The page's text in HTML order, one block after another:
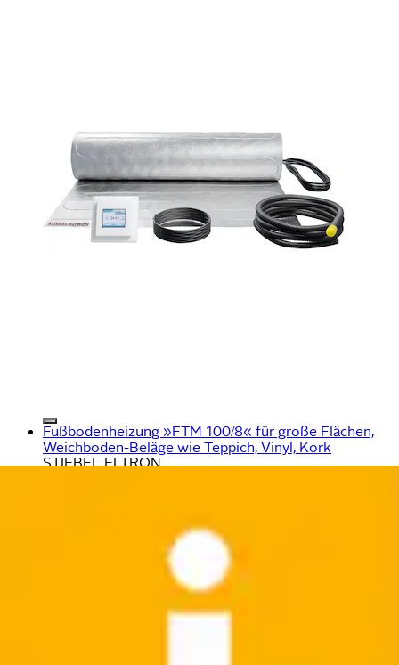
Fußbodenheizung »FTM 100/8« für große Flächen,
Weichboden-Beläge wie Teppich, Vinyl, Kork
STIEBEL ELTRON